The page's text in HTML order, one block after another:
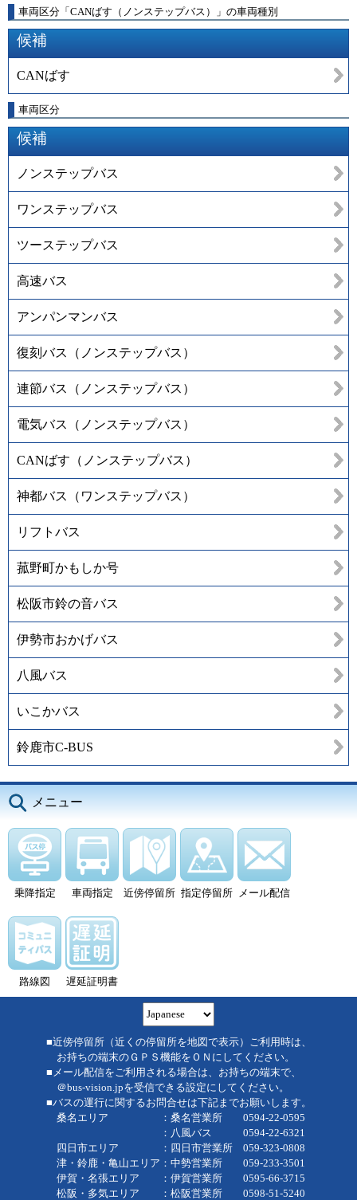
車両区分「CANばす（ノンステップバス）」の車両種別
候補
CANばす
車両区分
候補
ノンステップバス
ワンステップバス
ツーステップバス
高速バス
アンパンマンバス
復刻バス（ノンステップバス）
連節バス（ノンステップバス）
電気バス（ノンステップバス）
CANばす（ノンステップバス）
神都バス（ワンステップバス）
リフトバス
菰野町かもしか号
松阪市鈴の音バス
伊勢市おかげバス
八風バス
いこかバス
鈴鹿市C-BUS
メニュー
乗降指定 車両指定 近傍停留所 指定停留所 メール配信
路線図 遅延証明書
■近傍停留所（近くの停留所を地図で表示）ご利用時は、
お持ちの端末のＧＰＳ機能をＯＮにしてください。
■メール配信をご利用される場合は、お持ちの端末で、
＠bus-vision.jpを受信できる設定にしてください。
■バスの運行に関するお問合せは下記までお願いします。
桑名エリア ：桑名営業所 0594-22-0595
：八風バス 0594-22-6321
四日市エリア ：四日市営業所 059-323-0808
津・鈴鹿・亀山エリア：中勢営業所 059-233-3501
伊賀・名張エリア ：伊賀営業所 0595-66-3715
松阪・多気エリア ：松阪営業所 0598-51-5240